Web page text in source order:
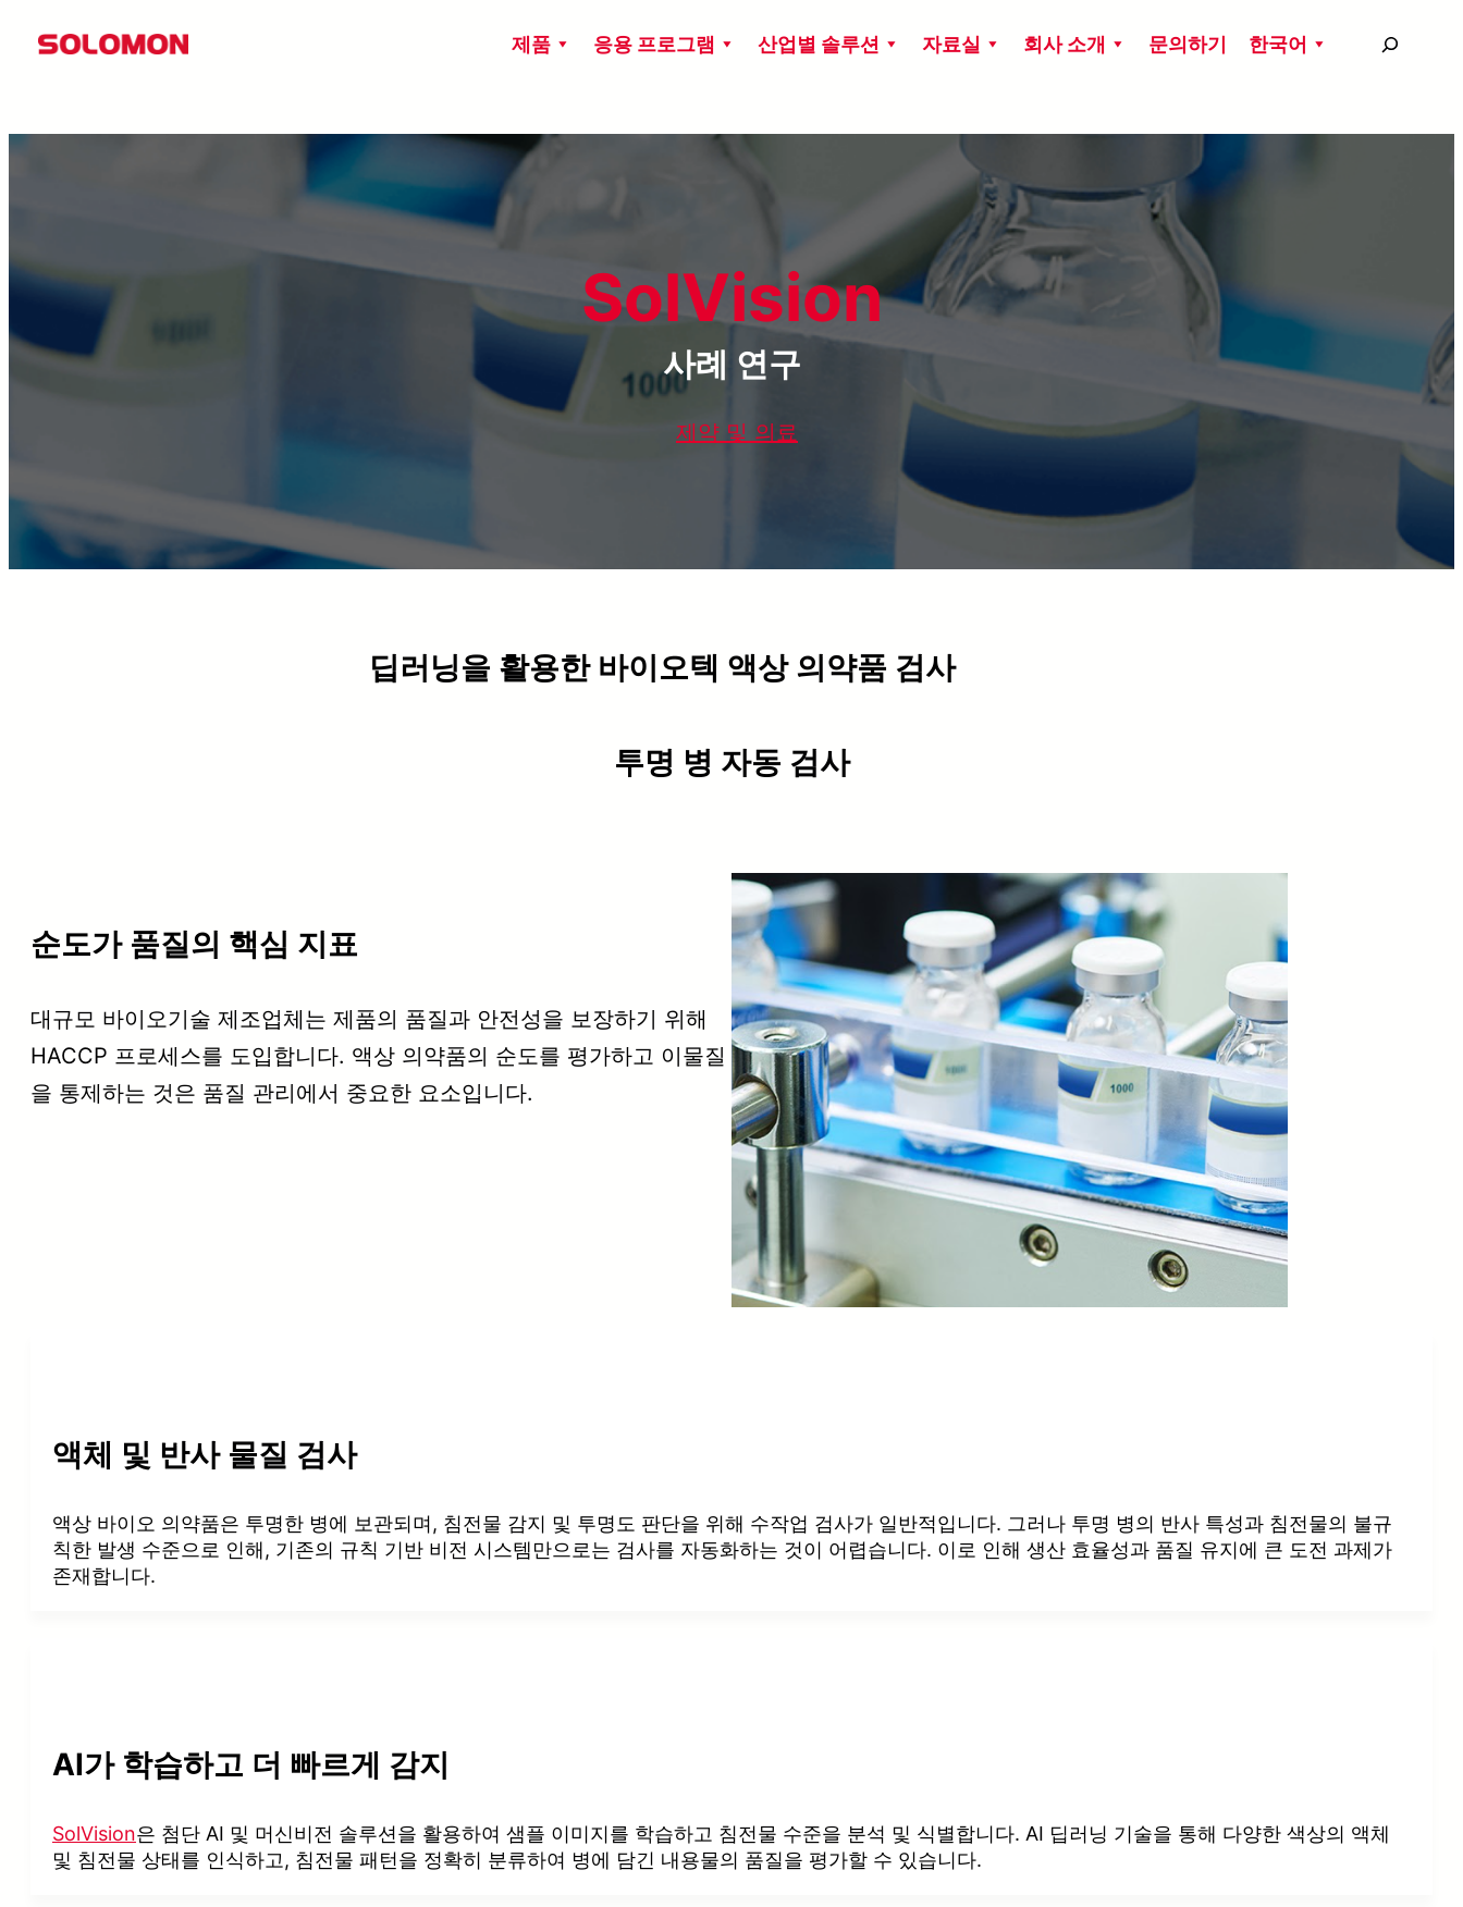
로
기
제품 응용 프로그램 산업별 솔루션 자료실 회사 소개 문의하기 한국어
SolVision
사례 연구
제약 및 의료
딥러닝을 활용한 바이오텍 액상 의약품 검사
투명 병 자동 검사
순도가 품질의 핵심 지표
대규모 바이오기술 제조업체는 제품의 품질과 안전성을 보장하기 위해
HACCP 프로세스를 도입합니다. 액상 의약품의 순도를 평가하고 이물질
을 통제하는 것은 품질 관리에서 중요한 요소입니다.
액체 및 반사 물질 검사
액상 바이오 의약품은 투명한 병에 보관되며, 침전물 감지 및 투명도 판단을 위해 수작업 검사가 일반적입니다. 그러나 투명 병의 반사 특성과 침전물의 불규
칙한 발생 수준으로 인해, 기존의 규칙 기반 비전 시스템만으로는 검사를 자동화하는 것이 어렵습니다. 이로 인해 생산 효율성과 품질 유지에 큰 도전 과제가
존재합니다.
AI가 학습하고 더 빠르게 감지
SolVision은 첨단 AI 및 머신비전 솔루션을 활용하여 샘플 이미지를 학습하고 침전물 수준을 분석 및 식별합니다. AI 딥러닝 기술을 통해 다양한 색상의 액체
및 침전물 상태를 인식하고, 침전물 패턴을 정확히 분류하여 병에 담긴 내용물의 품질을 평가할 수 있습니다.